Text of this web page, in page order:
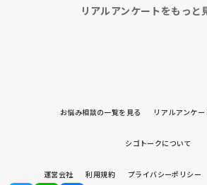
リアルアンケートをもっと
お悩み相談の一覧を見る リアルアンケ
シゴトークについて
運営会社 利用規約 プライバシーポリシー